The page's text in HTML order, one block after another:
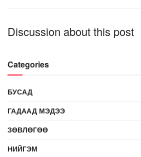
Discussion about this post
Categories
БУСАД
ГАДААД МЭДЭЭ
ЗӨВЛӨГӨӨ
НИЙГЭМ